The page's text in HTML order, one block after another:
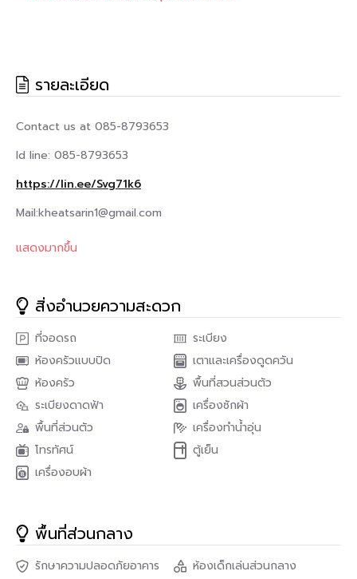
รายละเอียด
Contact us at 085-8793653
Id line: 085-8793653
https://lin.ee/Svg71k6
Mail:kheatsarin1@gmail.com
สนใจสอบถามเพิ่มเติม/นัดชมสถานที่ Contact information:
แสดงมากขึ้น
สิ่งอำนวยความสะดวก
ที่จอดรถ
ระเบียง
ห้องครัวแบบปิด
เตาและเครื่องดูดควัน
ห้องครัว
พื้นที่สวนส่วนตัว
ระเบียงดาดฟ้า
เครื่องซักผ้า
พื้นที่ส่วนตัว
เครื่องทำน้ำอุ่น
โทรทัศน์
ตู้เย็น
เครื่องอบผ้า
พื้นที่ส่วนกลาง
รักษาความปลอดภัยอาคาร
ห้องเด็กเล่นส่วนกลาง